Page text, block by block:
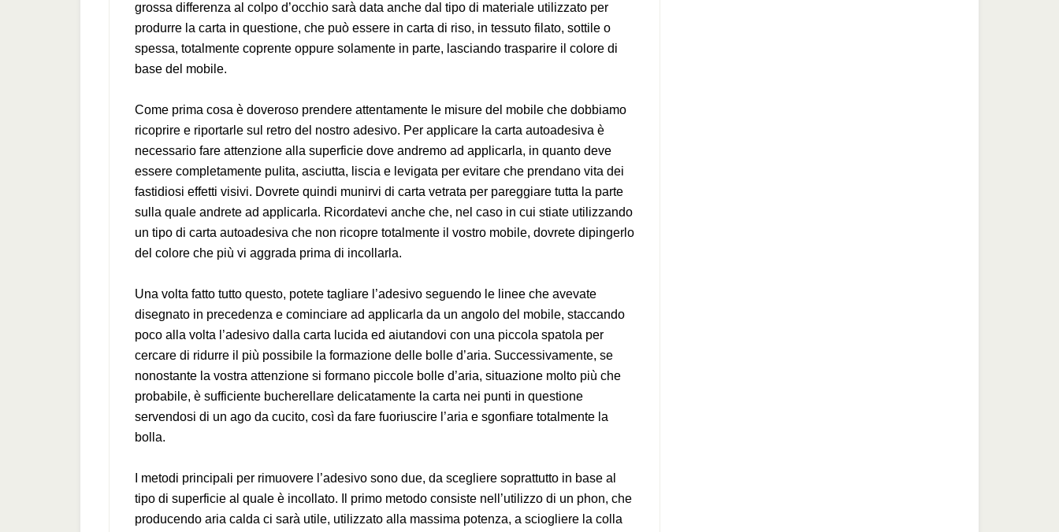
grossa differenza al colpo d’occhio sarà data anche dal tipo di materiale utilizzato per
produrre la carta in questione, che può essere in carta di riso, in tessuto filato, sottile o
spessa, totalmente coprente oppure solamente in parte, lasciando trasparire il colore di
base del mobile.
Come prima cosa è doveroso prendere attentamente le misure del mobile che dobbiamo
ricoprire e riportarle sul retro del nostro adesivo. Per applicare la carta autoadesiva è
necessario fare attenzione alla superficie dove andremo ad applicarla, in quanto deve
essere completamente pulita, asciutta, liscia e levigata per evitare che prendano vita dei
fastidiosi effetti visivi. Dovrete quindi munirvi di carta vetrata per pareggiare tutta la parte
sulla quale andrete ad applicarla. Ricordatevi anche che, nel caso in cui stiate utilizzando
un tipo di carta autoadesiva che non ricopre totalmente il vostro mobile, dovrete dipingerlo
del colore che più vi aggrada prima di incollarla.
Una volta fatto tutto questo, potete tagliare l’adesivo seguendo le linee che avevate
disegnato in precedenza e cominciare ad applicarla da un angolo del mobile, staccando
poco alla volta l’adesivo dalla carta lucida ed aiutandovi con una piccola spatola per
cercare di ridurre il più possibile la formazione delle bolle d’aria. Successivamente, se
nonostante la vostra attenzione si formano piccole bolle d’aria, situazione molto più che
probabile, è sufficiente bucherellare delicatamente la carta nei punti in questione
servendosi di un ago da cucito, così da fare fuoriuscire l’aria e sgonfiare totalmente la
bolla.
I metodi principali per rimuovere l’adesivo sono due, da scegliere soprattutto in base al
tipo di superficie al quale è incollato. Il primo metodo consiste nell’utilizzo di un phon, che
producendo aria calda ci sarà utile, utilizzato alla massima potenza, a sciogliere la colla